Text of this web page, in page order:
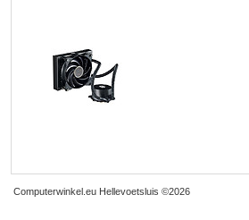
Computerwinkel.eu Hellevoetsluis ©2026